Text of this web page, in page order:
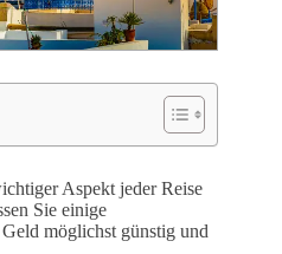
Aspekt jeder Reise
Sie einige
möglichst günstig und